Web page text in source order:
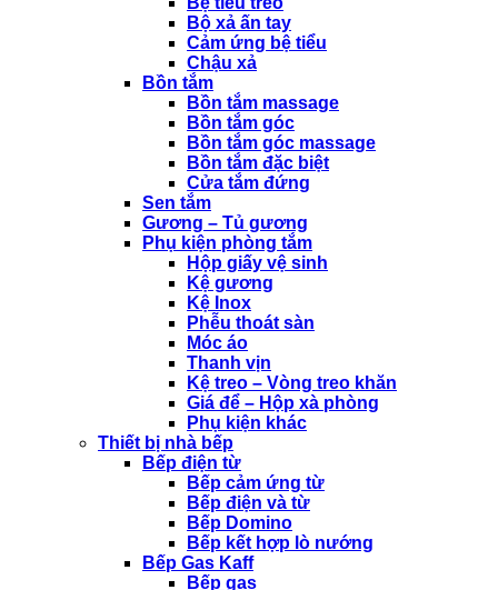
Bộ xả ấn tay
Cảm ứng bệ tiểu
Chậu xả
Bồn tắm
Bồn tắm massage
Bồn tắm góc
Bồn tắm góc massage
Bồn tắm đặc biệt
Cửa tắm đứng
Sen tắm
Gương – Tủ gương
Phụ kiện phòng tắm
Hộp giấy vệ sinh
Kệ gương
Kệ Inox
Phễu thoát sàn
Móc áo
Thanh vịn
Kệ treo – Vòng treo khăn
Giá để – Hộp xà phòng
Phụ kiện khác
Thiết bị nhà bếp
Bếp điện từ
Bếp cảm ứng từ
Bếp điện và từ
Bếp Domino
Bếp kết hợp lò nướng
Bếp Gas Kaff
Bếp gas